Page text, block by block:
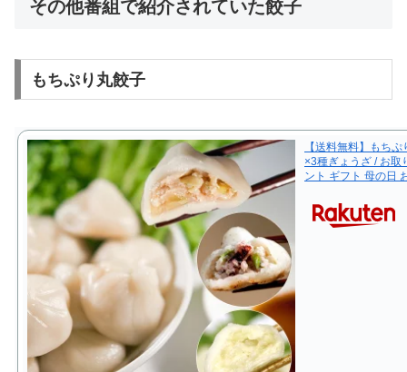
その他番組で紹介されていた餃子
もちぷり丸餃子
【送料無料】もち
×3種ぎょうざ / お取
ント ギフト 母の日